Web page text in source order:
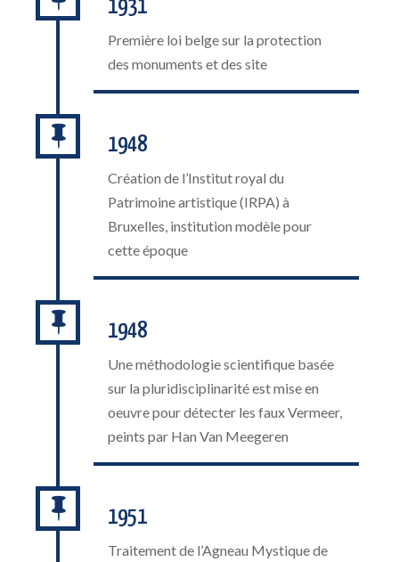
1931
Première loi belge sur la protection
des monuments et des site
 1948
Création de l’Institut royal du
Patrimoine artistique (IRPA) à
Bruxelles, institution modèle pour
cette époque
 1948
Une méthodologie scientifique basée
sur la pluridisciplinarité est mise en
oeuvre pour détecter les faux Vermeer,
peints par Han Van Meegeren
 1951
Traitement de l’Agneau Mystique de